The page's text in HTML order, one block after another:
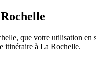
que votre utilisation en
itinéraire à La Rochelle.